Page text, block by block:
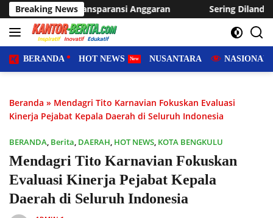
Langsung
ke
konten
Breaking News
Anggaran Sering Dilanda Genangan, Desa Sukaraja
BERANDA HOT NEWS NUSANTARA NASIONAL
Beranda » Mendagri Tito Karnavian Fokuskan Evaluasi
Kinerja Pejabat Kepala Daerah di Seluruh Indonesia
BERANDA, Berita, DAERAH, HOT NEWS, KOTA BENGKULU
Mendagri Tito Karnavian Fokuskan
Evaluasi Kinerja Pejabat Kepala
Daerah di Seluruh Indonesia